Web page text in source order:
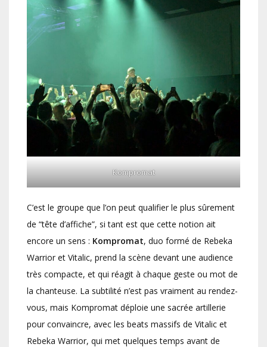
Kompromat
C’est le groupe que l’on peut qualifier le plus sûrement
de “tête d’affiche”, si tant est que cette notion ait
encore un sens : Kompromat, duo formé de Rebeka
Warrior et Vitalic, prend la scène devant une audience
très compacte, et qui réagit à chaque geste ou mot de
la chanteuse. La subtilité n’est pas vraiment au rendez-
vous, mais Kompromat déploie une sacrée artillerie
pour convaincre, avec les beats massifs de Vitalic et
Rebeka Warrior, qui met quelques temps avant de